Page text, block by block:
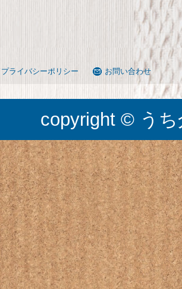
ライバシーポリシー お問い合わせ
copyright © う